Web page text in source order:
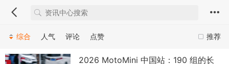
推荐
综合 人气 评论 点赞
2026 MotoMini 中国站：190 组的长